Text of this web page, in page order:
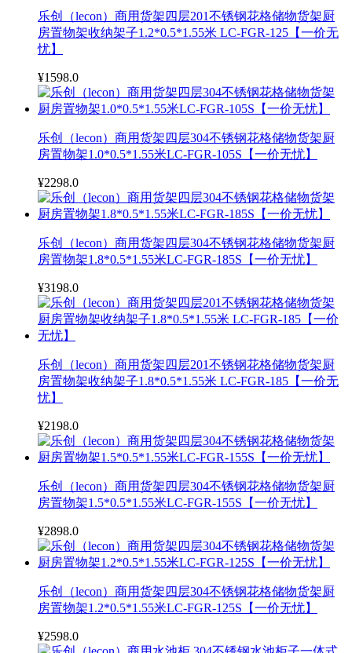
乐创（lecon）商用货架四层201不锈钢花格储物货架厨
房置物架收纳架子1.2*0.5*1.55米 LC-FGR-125【一价无
忧】
¥1598.0
乐创（lecon）商用货架四层304不锈钢花格储物货架厨
房置物架1.0*0.5*1.55米LC-FGR-105S【一价无忧】
¥2298.0
乐创（lecon）商用货架四层304不锈钢花格储物货架厨
房置物架1.8*0.5*1.55米LC-FGR-185S【一价无忧】
¥3198.0
乐创（lecon）商用货架四层201不锈钢花格储物货架厨
房置物架收纳架子1.8*0.5*1.55米 LC-FGR-185【一价无
忧】
¥2198.0
乐创（lecon）商用货架四层304不锈钢花格储物货架厨
房置物架1.5*0.5*1.55米LC-FGR-155S【一价无忧】
¥2898.0
乐创（lecon）商用货架四层304不锈钢花格储物货架厨
房置物架1.2*0.5*1.55米LC-FGR-125S【一价无忧】
¥2598.0